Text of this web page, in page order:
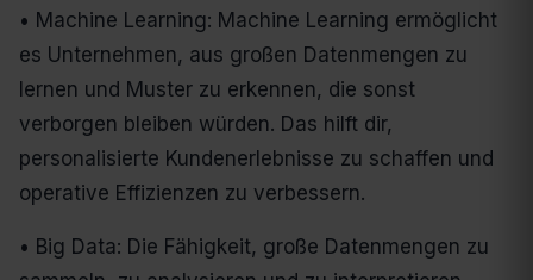
• Machine Learning: Machine Learning ermöglicht
es Unternehmen, aus großen Datenmengen zu
lernen und Muster zu erkennen, die sonst
verborgen bleiben würden. Das hilft dir,
personalisierte Kundenerlebnisse zu schaffen und
operative Effizienzen zu verbessern.
• Big Data: Die Fähigkeit, große Datenmengen zu